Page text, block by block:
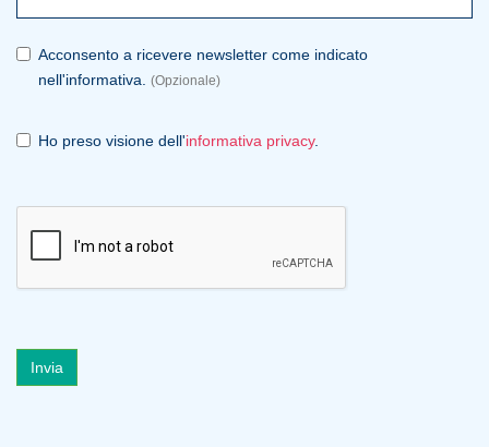
Acconsento a ricevere newsletter come indicato
nell'informativa. (Opzionale)
Ho preso visione dell'informativa privacy.
Invia